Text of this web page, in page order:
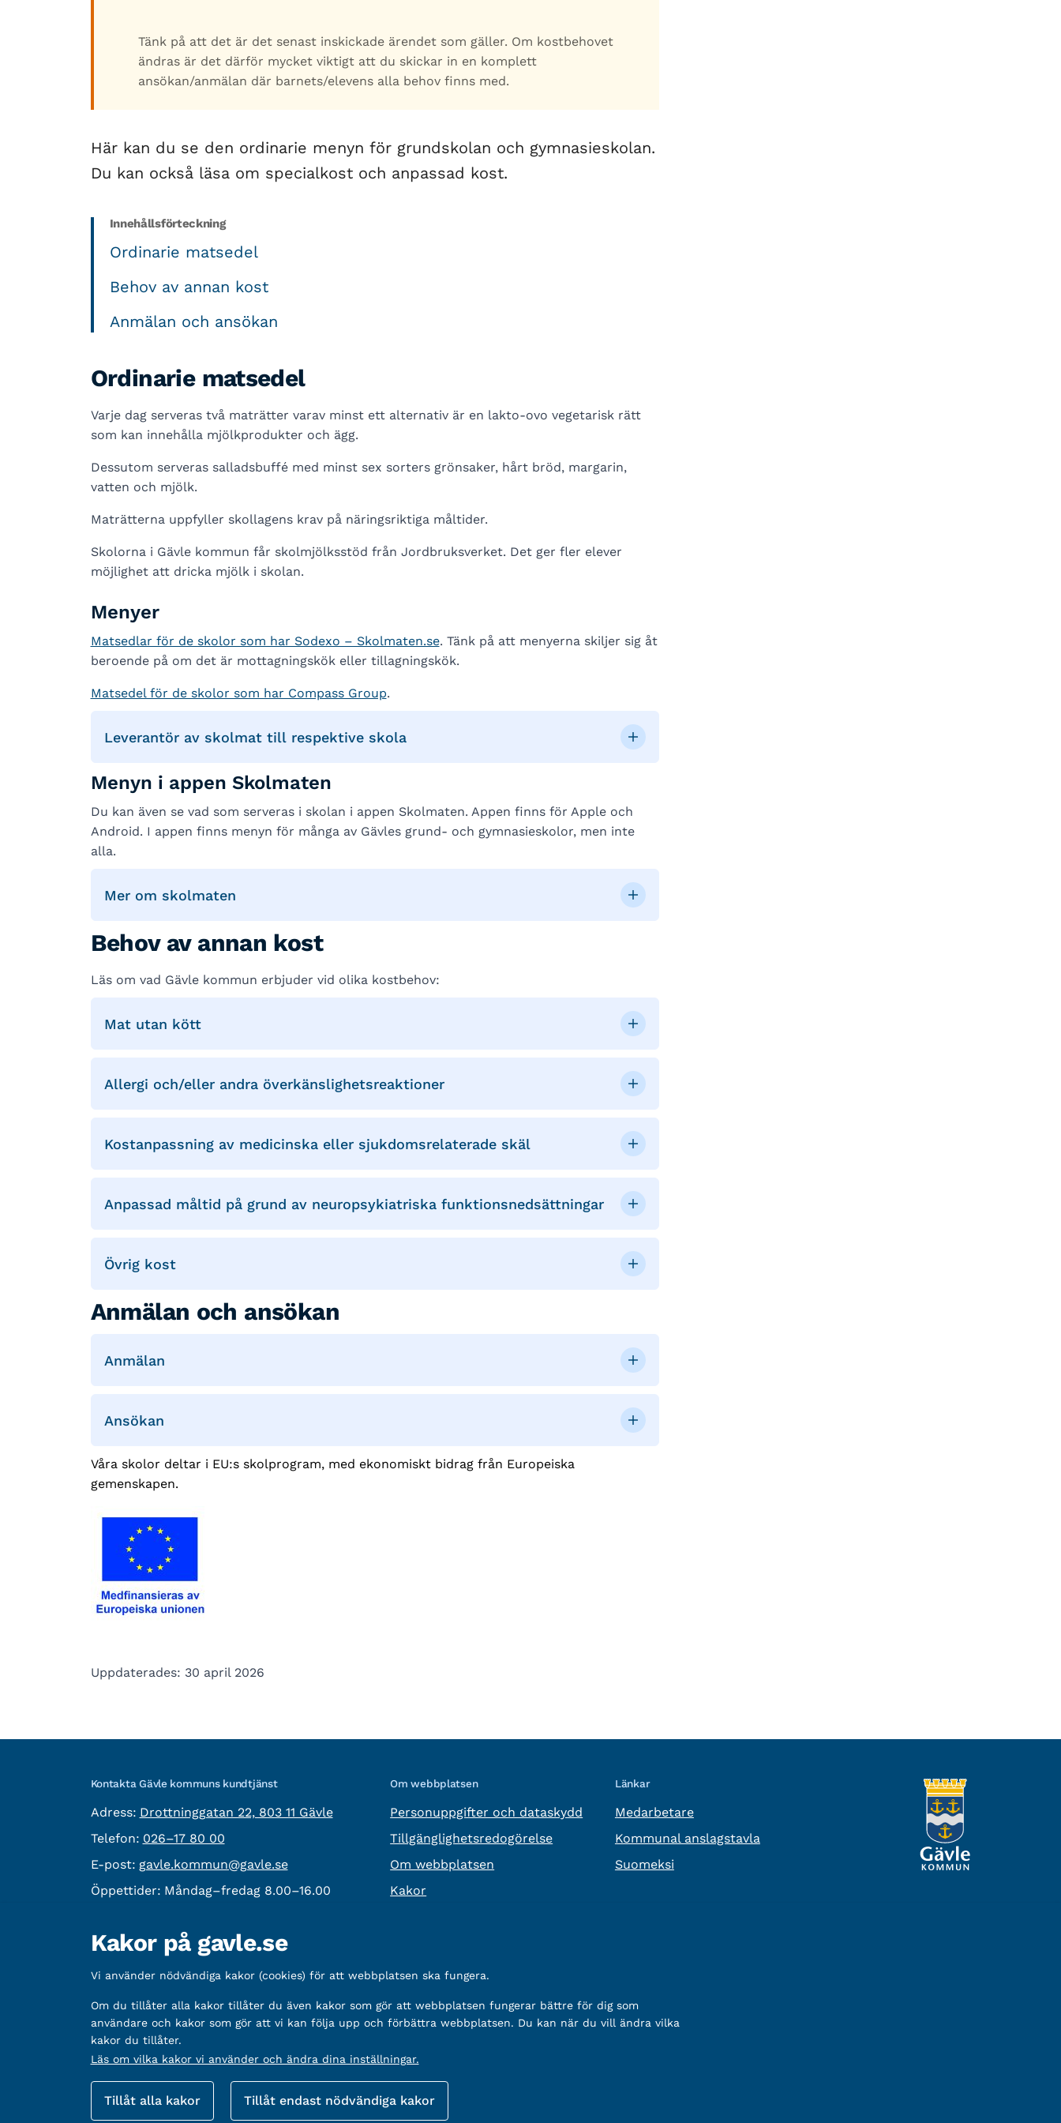
Tänk på att det är det senast inskickade ärendet som gäller. Om kostbehovet
ändras är det därför mycket viktigt att du skickar in en komplett
ansökan/anmälan där barnets/elevens alla behov finns med.
Här kan du se den ordinarie menyn för grundskolan och gymnasieskolan.
Du kan också läsa om specialkost och anpassad kost.
Innehållsförteckning
Ordinarie matsedel
Behov av annan kost
Anmälan och ansökan
Ordinarie matsedel
Varje dag serveras två maträtter varav minst ett alternativ är en lakto-ovo vegetarisk rätt
som kan innehålla mjölkprodukter och ägg.
Dessutom serveras salladsbuffé med minst sex sorters grönsaker, hårt bröd, margarin,
vatten och mjölk.
Maträtterna uppfyller skollagens krav på näringsriktiga måltider.
Skolorna i Gävle kommun får skolmjölksstöd från Jordbruksverket. Det ger fler elever
möjlighet att dricka mjölk i skolan.
Menyer
Matsedlar för de skolor som har Sodexo – Skolmaten.se. Tänk på att menyerna skiljer sig åt
beroende på om det är mottagningskök eller tillagningskök.
Matsedel för de skolor som har Compass Group.
Leverantör av skolmat till respektive skola
Menyn i appen Skolmaten
Du kan även se vad som serveras i skolan i appen Skolmaten. Appen finns för Apple och
Android. I appen finns menyn för många av Gävles grund- och gymnasieskolor, men inte
alla.
Mer om skolmaten
Behov av annan kost
Läs om vad Gävle kommun erbjuder vid olika kostbehov:
Mat utan kött
Allergi och/eller andra överkänslighetsreaktioner
Kostanpassning av medicinska eller sjukdomsrelaterade skäl
Anpassad måltid på grund av neuropsykiatriska funktionsnedsättningar
Övrig kost
Anmälan och ansökan
Anmälan
Ansökan
Våra skolor deltar i EU:s skolprogram, med ekonomiskt bidrag från Europeiska
gemenskapen.
Uppdaterades: 30 april 2026
Kontakta Gävle kommuns kundtjänst
Adress: besöksadress:
Drottninggatan 22, 803 11 Gävle
Telefon: Telefon:
026–17 80 00
E-post: E-post:
gavle.kommun@gavle.se
Öppettider: Måndag–fredag 8.00–16.00
Om webbplatsen
Personuppgifter och dataskydd
Tillgänglighetsredogörelse
Om webbplatsen
Kakor
Länkar
Medarbetare
Kommunal anslagstavla
Suomeksi
Övrig information
Organisationsnummer: 212000-2338
Bankgironummer: 5888-2333
Sociala Fler sätt att följa oss
Kakor på gavle.se
Vi använder nödvändiga kakor (cookies) för att webbplatsen ska fungera.
Om du tillåter alla kakor tillåter du även kakor som gör att webbplatsen fungerar bättre för dig som
användare och kakor som gör att vi kan följa upp och förbättra webbplatsen. Du kan när du vill ändra vilka
kakor du tillåter.
Läs om vilka kakor vi använder och ändra dina inställningar.
Tillåt alla kakor Tillåt endast nödvändiga kakor